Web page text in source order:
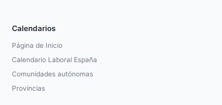
Calendarios
Página de Inicio
Calendario Laboral España
Comunidades autónomas
Provincias